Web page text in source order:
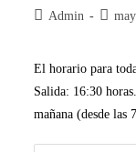
Admin
El horario para
Salida: 16:30
mañana (desde las